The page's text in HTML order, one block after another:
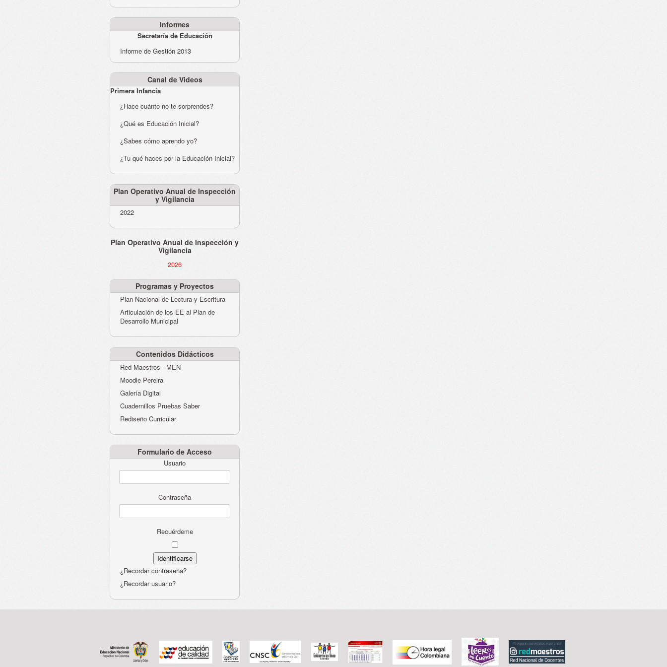
Informes
Secretaría de Educación
Informe de Gestión 2013
Canal de Videos
Primera Infancia
¿Hace cuánto no te sorprendes?
¿Qué es Educación Inicial?
¿Sabes cómo aprendo yo?
¿Tu qué haces por la Educación Inicial?
Plan Operativo Anual de Inspección
y Vigilancia
2022
Plan Operativo Anual de Inspección y
Vigilancia
2026
Programas y Proyectos
Plan Nacional de Lectura y Escritura
Articulación de los EE al Plan de
Desarrollo Municipal
Contenidos Didácticos
Red Maestros - MEN
Moodle Pereira
Galería Digital
Cuadernillos Pruebas Saber
Rediseño Curricular
Formulario de Acceso
Usuario
Contraseña
Recuérdeme
¿Recordar contraseña?
¿Recordar usuario?